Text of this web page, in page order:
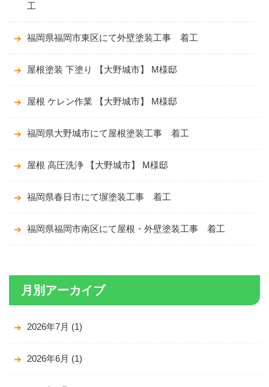
工
福岡県福岡市東区にて外壁塗装工事 着工
屋根塗装 下塗り 【大野城市】 M様邸
屋根 ケレン作業 【大野城市】 M様邸
福岡県大野城市にて屋根塗装工事 着工
屋根 高圧洗浄 【大野城市】 M様邸
福岡県春日市にて塀塗装工事 着工
福岡県福岡市南区にて屋根・外壁塗装工事 着工
月別アーカイブ
2026年7月 (1)
2026年6月 (1)